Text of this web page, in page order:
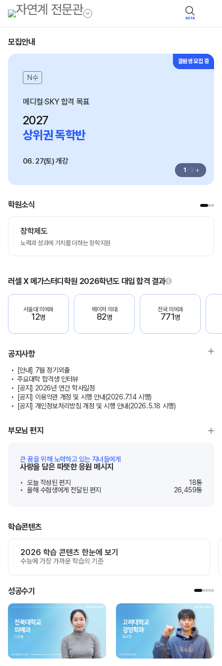
BETA
모집안내
결원생 모집 중
N수
메디컬·SKY 합격 목표
2027
상위권 독학반
06. 27(토) 개강
1 / 3 +
학원소식
장학제도
노력과 성과에 가치를 더하는 장학지원
러셀 X 메가스터디학원 2026학년도 대입 합격 결과
서울대 의예과
12명
메이저 의대
82명
전국 의예과
771명
공지사항
[안내] 7월 정기외출
주요대학 합격생 인터뷰
[공지] 2026년 연간 학사일정
[공지] 이용약관 개정 및 시행 안내(2026.7.14 시행)
[공지] 개인정보처리방침 개정 및 시행 안내(2026.5.18 시행)
부모님 편지
큰 꿈을 위해 노력하고 있는 자녀들에게
사랑을 담은 따뜻한 응원 메시지
오늘 작성된 편지 18통
올해 수험생에게 전달된 편지
26,459통
학습콘텐츠
2026 학습 콘텐츠 한눈에 보기
수능에 가장 가까운 학습의 기준
성공수기